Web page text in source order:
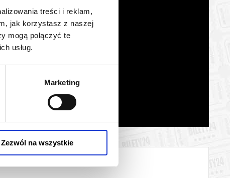
treści i reklam,
jak korzystasz z naszej
mogą połączyć te
usług.
Marketing
Zezwól na wszystkie